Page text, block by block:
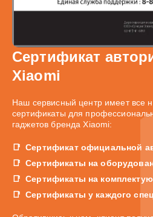
Сертификат
Xiaomi
Наш сервисный центр имеет все
сертификаты для
гаджетов бренда Xiaomi:
Сертификат официальной
Сертификаты на
Сертификаты на
Сертификаты у каждого